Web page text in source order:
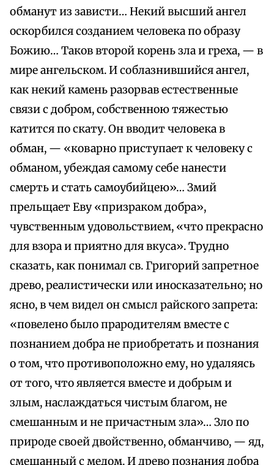
обманут из зависти… Некий высший ангел
оскорбился созданием человека по образу
Божию… Таков второй корень зла и греха, — в
мире ангельском. И соблазнившийся ангел,
как некий камень разорвав естественные
связи с добром, собственною тяжестью
катится по скату. Он вводит человека в
обман, — «коварно приступает к человеку с
обманом, убеждая самому себе нанести
смерть и стать самоубийцею»… Змий
прельщает Еву «призраком добра»,
чувственным удовольствием, «что прекрасно
для взора и приятно для вкуса». Трудно
сказать, как понимал св. Григорий запретное
древо, реалистически или иносказательно; но
ясно, в чем видел он смысл райского запрета:
«повелено было прародителям вместе с
познанием добра не приобретать и познания
о том, что противоположно ему, но удаляясь
от того, что является вместе и добрым и
злым, наслаждаться чистым благом, не
смешанным и не причастным зла»… Зло по
природе своей двойственно, обманчиво, — яд,
смешанный с медом. И древо познания добра